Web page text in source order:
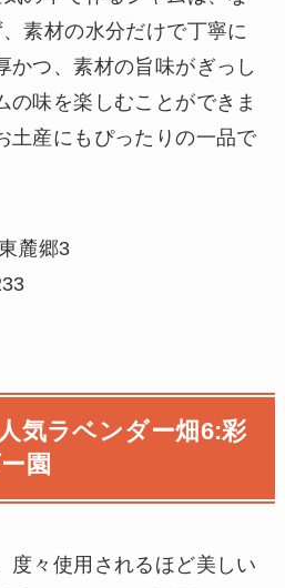
素材の水分だけで丁寧に
かつ、素材の旨味がぎっし
の味を楽しむことができま
土産にもぴったりの一品で
麓郷3
気ラベンダー畑6:彩
園
度々使用されるほど美しい